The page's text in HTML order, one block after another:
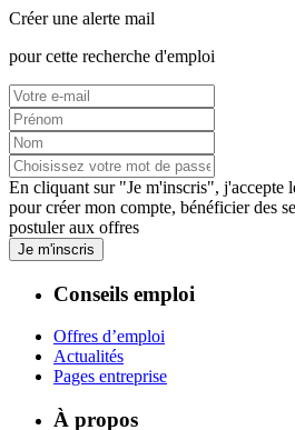
Créer une alerte mail
pour cette recherche d'emploi
En cliquant sur "Je m'inscris", j'accepte
pour créer mon compte, bénéficier des
postuler aux offres
Je m'inscris
Conseils emploi
Offres d’emploi
Actualités
Pages entreprise
À propos